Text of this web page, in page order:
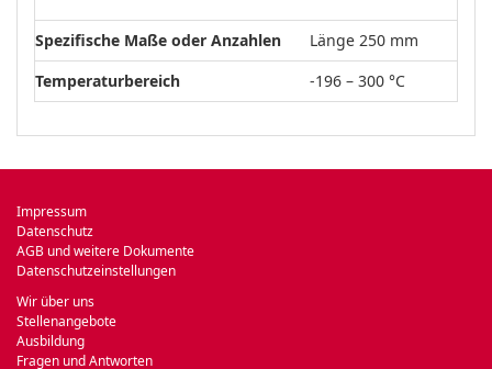
Spezifische Maße oder Anzahlen
Länge 250 mm
Temperaturbereich
-196 – 300 °C
Impressum
Datenschutz
AGB und weitere Dokumente
Datenschutzeinstellungen
Wir über uns
Stellenangebote
Ausbildung
Fragen und Antworten